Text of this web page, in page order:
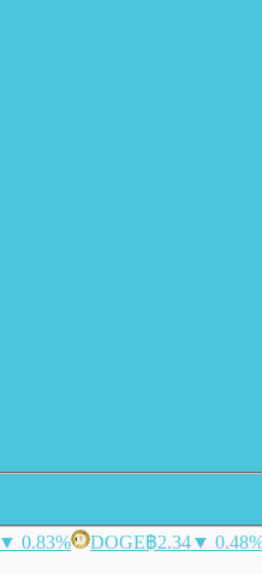
▼ 0.83% DOGE฿2.34▼